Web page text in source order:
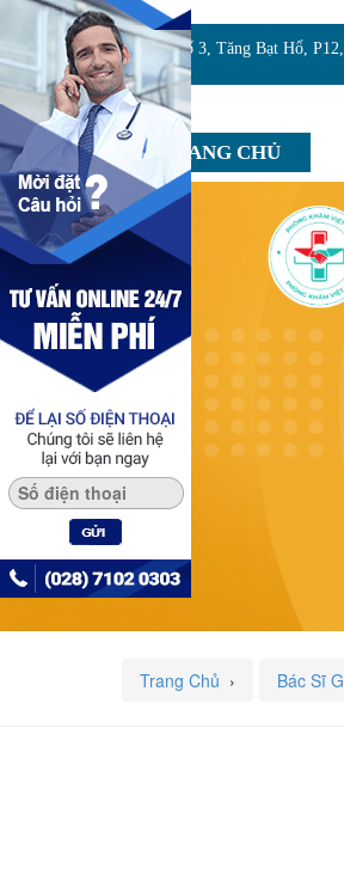
Địa chỉ:Số 3, Tăng Bạt Hổ,
TRANG CHỦ
Trang Chủ › Bác Sĩ